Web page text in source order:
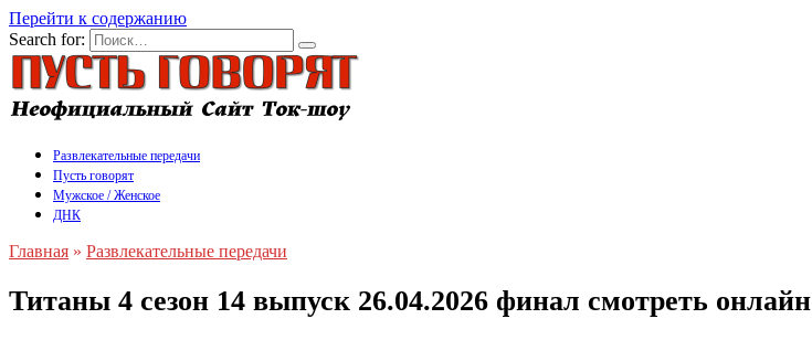
Перейти к содержанию
Search for:
Развлекательные передачи
Пусть говорят
Мужское / Женское
ДНК
Главная » Развлекательные передачи
Титаны 4 сезон 14 выпуск 26.04.2026 финал смотреть онлайн